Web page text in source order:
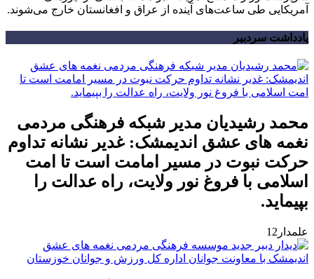
آمریکایی طی ساعت‌های آینده از عراق و افغانستان خارج می‌شوند.
یادداشت سردبیر
محمد رشیدیان مدیر شبکه فرهنگی مردمی
نغمه های عشق اندیمشک: غدیر نشانه تداوم
حرکت نبوت در مسیر امامت است تا امت
اسلامی با فروغ نور ولایت، راه عدالت را
بپیماید.
علمدار12